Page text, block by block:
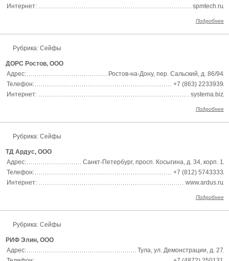
Интернет:
spmtech.ru
Подробнее
Рубрика: Сейфы
ДОРС Ростов, ООО
Адрес:
Ростов-на-Дону, пер. Сальский, д. 86/94
Телефон:
+7 (863) 2233939
Интернет:
systema.biz
Подробнее
Рубрика: Сейфы
ТД Ардус, ООО
Адрес:
Санкт-Петербург, просп. Косыгина, д. 34, корп. 1
Телефон:
+7 (812) 5743333
Интернет:
www.ardus.ru
Подробнее
Рубрика: Сейфы
РИФ Элин, ООО
Адрес:
Тула, ул. Демонстрации, д. 27